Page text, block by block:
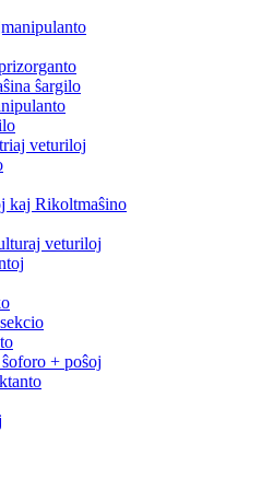
ŝargilo
veturiloj
kaj Rikoltmaŝino
veturiloj
+ poŝoj